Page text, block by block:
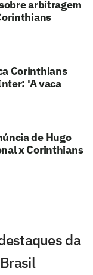
arbitragem
Corinthians
'A vaca
de Hugo
x Corinthians
da